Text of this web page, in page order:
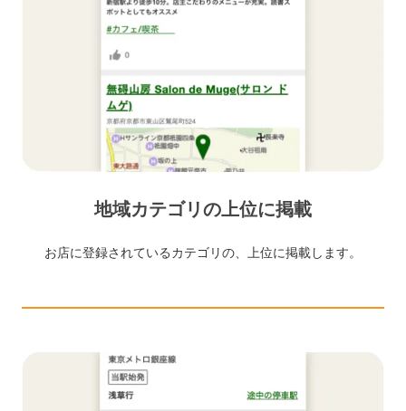
地域カテゴリの上位に掲載
お店に登録されているカテゴリの、上位に掲載します。